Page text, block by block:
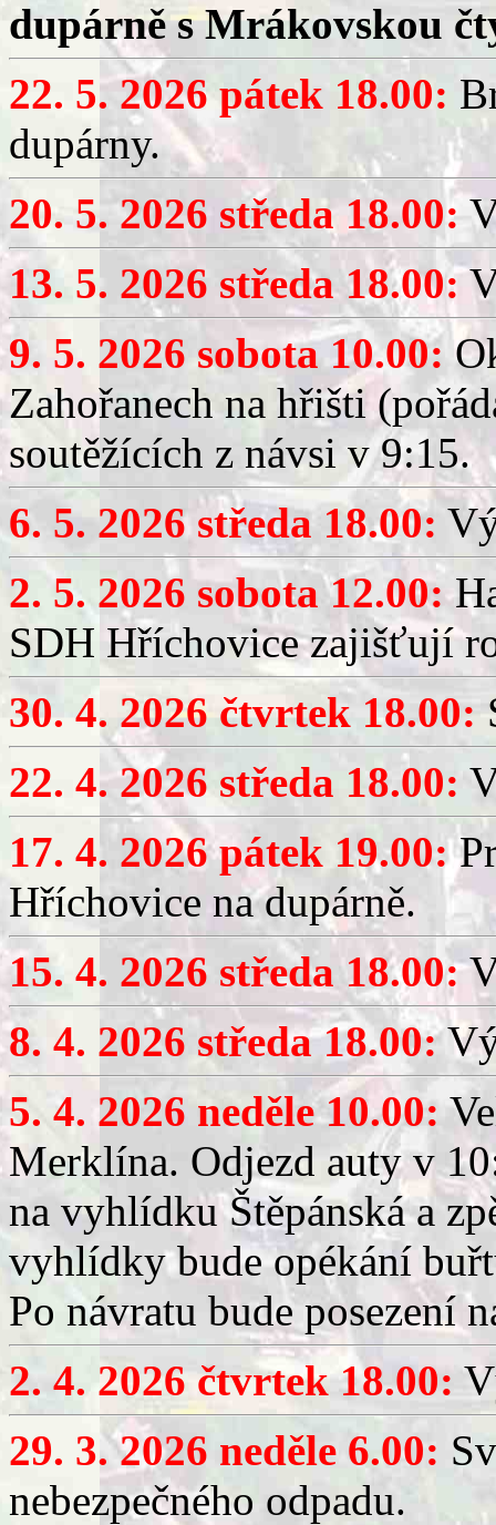
dupárně s Mrákovskou
22. 5. 2026 pátek 18.00:
dupárny.
20. 5. 2026 středa 18.00:
13. 5. 2026 středa 18.00:
9. 5. 2026 sobota 10.00:
Zahořanech na hřišti
soutěžících z návsi v 9:15.
6. 5. 2026 středa 18.00:
2. 5. 2026 sobota 12.00:
SDH Hříchovice zajišťují
30. 4. 2026 čtvrtek 18.00:
22. 4. 2026 středa 18.00:
17. 4. 2026 pátek 19.00:
Hříchovice na dupárně.
15. 4. 2026 středa 18.00:
8. 4. 2026 středa 18.00:
5. 4. 2026 neděle 10.00:
Merklína. Odjezd auty v
na vyhlídku Štěpánská a
vyhlídky bude opékání
Po návratu bude posezení
2. 4. 2026 čtvrtek 18.00:
29. 3. 2026 neděle 6.00:
nebezpečného odpadu.